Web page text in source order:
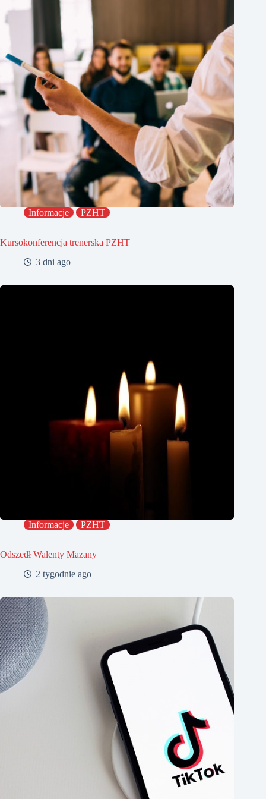
Informacje PZHT
Kursokonferencja trenerska PZHT
3 dni ago
Informacje PZHT
Odszedł Walenty Mazany
2 tygodnie ago